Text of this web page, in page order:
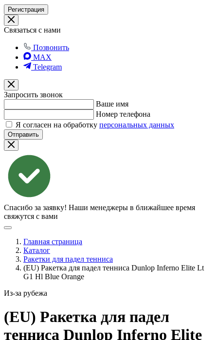
Регистрация
Связаться с нами
Позвонить
MAX
Telegram
Запросить звонок
Ваше имя
Номер телефона
Я согласен на обработку персональных данных
Отправить
Спасибо за заявку! Наши менеджеры в ближайшее время
свяжутся с вами
Главная страница
Каталог
Ракетки для падел тенниса
(EU) Ракетка для падел тенниса Dunlop Inferno Elite Lt
G1 Hl Blue Orange
Из-за рубежа
(EU) Ракетка для падел
тенниса Dunlop Inferno Elite